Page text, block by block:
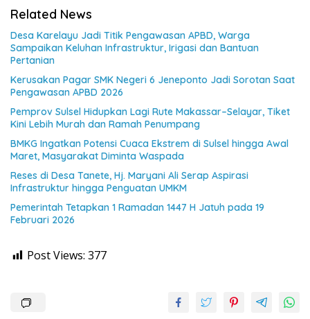
Related News
Desa Karelayu Jadi Titik Pengawasan APBD, Warga
Sampaikan Keluhan Infrastruktur, Irigasi dan Bantuan
Pertanian
Kerusakan Pagar SMK Negeri 6 Jeneponto Jadi Sorotan Saat
Pengawasan APBD 2026
Pemprov Sulsel Hidupkan Lagi Rute Makassar–Selayar, Tiket
Kini Lebih Murah dan Ramah Penumpang
BMKG Ingatkan Potensi Cuaca Ekstrem di Sulsel hingga Awal
Maret, Masyarakat Diminta Waspada
Reses di Desa Tanete, Hj. Maryani Ali Serap Aspirasi
Infrastruktur hingga Penguatan UMKM
Pemerintah Tetapkan 1 Ramadan 1447 H Jatuh pada 19
Februari 2026
Post Views: 377